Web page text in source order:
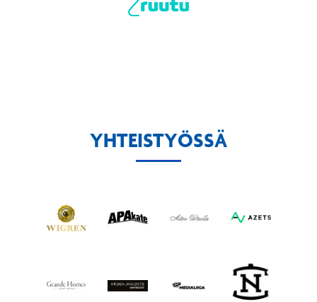
YHTEISTYÖSSÄ